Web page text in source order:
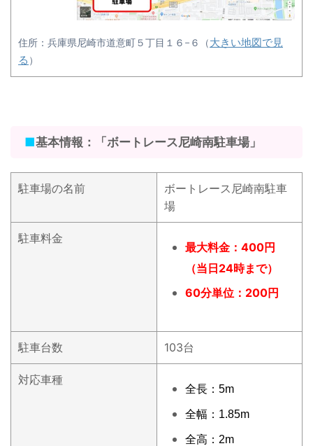
住所：兵庫県尼崎市道意町５丁目１６−６（ 大きい地図で見
る ）
■基本情報：「ボートレース尼崎南駐車場」
駐車場の名前
ボートレース尼崎南駐車
場
駐車料金
最大料金：400円
（当日24時まで）
60分単位：200円
駐車台数 103台
対応車種
全長：5m
全幅：1.85m
全高：2m